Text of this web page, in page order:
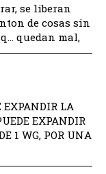
se liberan
de cosas sin
quedan mal,
EXPANDIR LA
EXPANDIR
1 WG, POR UNA